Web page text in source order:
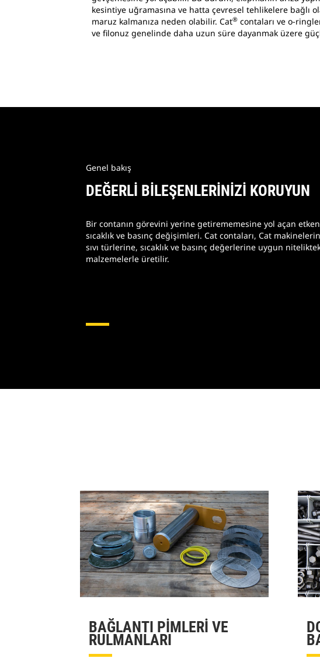
kesintiye uğramasına ve hatta çevresel tehlikelere bağlı
maruz kalmanıza neden olabilir. Cat® contaları ve o-
ve filonuz genelinde daha uzun süre dayanmak üzere
Genel bakış
DEĞERLİ BİLEŞENLERİNİZİ KORUYUN
Bir contanın görevini yerine getirememesine yol açan etken
sıcaklık ve basınç değişimleri. Cat contaları, Cat
sıvı türlerine, sıcaklık ve basınç değerlerine uygun
malzemelerle üretilir.
BAĞLANTI PİMLERİ VE
RULMANLARI